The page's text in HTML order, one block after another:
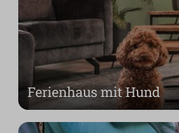
Ferienhaus mit Hund